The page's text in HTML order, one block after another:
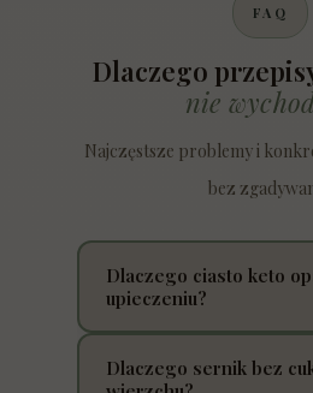
FAQ
Dlaczego
nie
Najczęstsze problemy i
bez
Dlaczego ciasto keto
upieczeniu?
Najczęściej winna jest zbyt
struktury. Mąka migdałowa
Dlaczego sernik bez